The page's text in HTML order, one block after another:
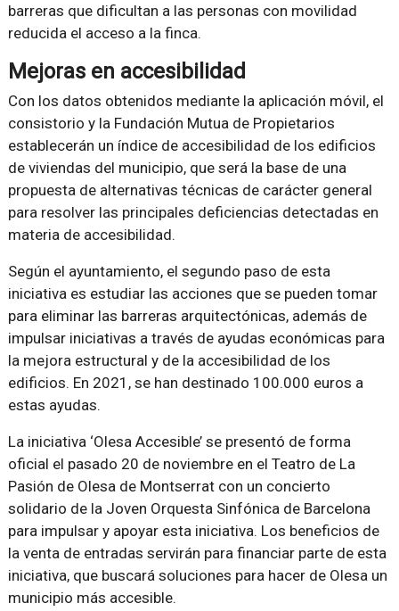
barreras que dificultan a las personas con movilidad
reducida el acceso a la finca.
Mejoras en accesibilidad
Con los datos obtenidos mediante la aplicación móvil, el
consistorio y la Fundación Mutua de Propietarios
establecerán un índice de accesibilidad de los edificios
de viviendas del municipio, que será la base de una
propuesta de alternativas técnicas de carácter general
para resolver las principales deficiencias detectadas en
materia de accesibilidad.
Según el ayuntamiento, el segundo paso de esta
iniciativa es estudiar las acciones que se pueden tomar
para eliminar las barreras arquitectónicas, además de
impulsar iniciativas a través de ayudas económicas para
la mejora estructural y de la accesibilidad de los
edificios. En 2021, se han destinado 100.000 euros a
estas ayudas.
La iniciativa ‘Olesa Accesible’ se presentó de forma
oficial el pasado 20 de noviembre en el Teatro de La
Pasión de Olesa de Montserrat con un concierto
solidario de la Joven Orquesta Sinfónica de Barcelona
para impulsar y apoyar esta iniciativa. Los beneficios de
la venta de entradas servirán para financiar parte de esta
iniciativa, que buscará soluciones para hacer de Olesa un
municipio más accesible.